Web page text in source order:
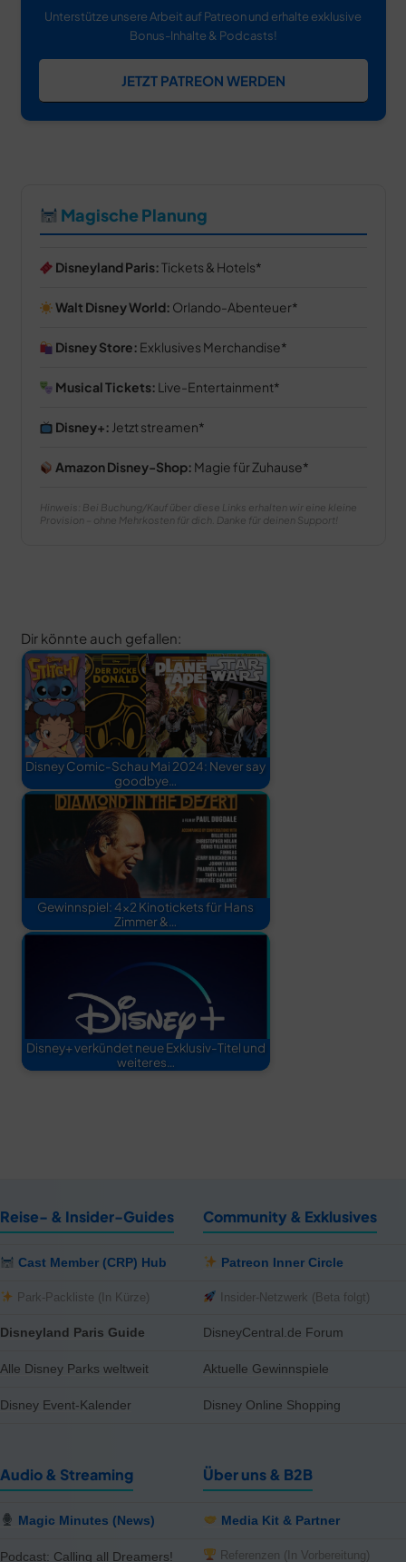
Unterstütze unsere Arbeit auf Patreon und erhalte exklusive
Bonus-Inhalte & Podcasts!
JETZT PATREON WERDEN
Magische Planung
Disneyland Paris:Tickets & Hotels
Walt Disney World: Orlando-Abenteuer
Disney Store: Exklusives Merchandise
Musical Tickets: Live-Entertainment
Disney+: Jetzt streamen
Amazon Disney-Shop: Magie für Zuhause
Hinweis: Bei Buchung/Kauf über diese Links erhalten wir eine kleine
Provision – ohne Mehrkosten für dich. Danke für deinen Support!
Dir könnte auch gefallen:
Disney Comic-Schau Mai 2024: Never say
goodbye…
Gewinnspiel: 4×2 Kinotickets für Hans
Zimmer &…
Disney+ verkündet neue Exklusiv-Titel und
weiteres…
Reise- & Insider-Guides
Cast Member (CRP) Hub
Park-Packliste (In Kürze)
Disneyland Paris Guide
Alle Disney Parks weltweit
Disney Event-Kalender
Community & Exklusives
Patreon Inner Circle
Insider-Netzwerk (Beta folgt)
DisneyCentral.de Forum
Aktuelle Gewinnspiele
Disney Online Shopping
Audio & Streaming
Magic Minutes (News)
Podcast: Calling all Dreamers!
Über uns & B2B
Media Kit & Partner
Referenzen (In Vorbereitung)